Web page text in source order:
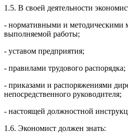
1.5. В своей деятельности
- нормативными и методическими
выполняемой работы;
- уставом предприятия;
- правилами трудового распорядка;
- приказами и распоряжениями
непосредственного руководителя;
- настоящей должностной
1.6. Экономист должен знать: